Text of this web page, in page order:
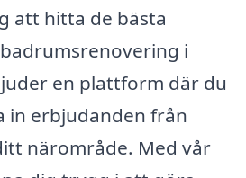
att hitta de bästa
i
en plattform där du
in erbjudanden från
närområde. Med vår